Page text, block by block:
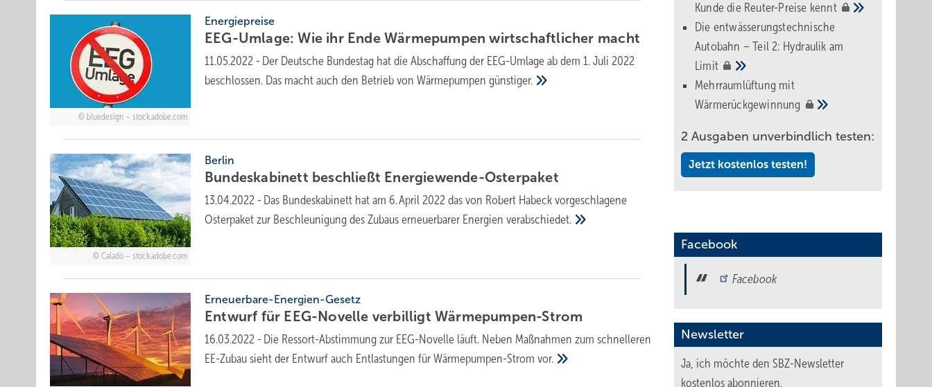
bluedesign – stock.adobe.com
Energiepreise
EEG-Umlage: Wie ihr Ende Wärmepumpen wirtschaftlicher macht
11.05.2022 - Der Deutsche Bundestag hat die Abschaffung der EEG-Umlage ab dem 1. Juli 2022
beschlossen. Das macht auch den Betrieb von Wärmepumpengünstiger.
Calado – stock.adobe.com
Berlin
Bundeskabinett beschließt Energiewende-Osterpaket
13.04.2022 - Das Bundeskabinett hat am 6. April 2022 das von Robert Habeck vorgeschlagene
Osterpaket zur Beschleunigung des Zubaus erneuerbarer Energienverabschiedet.
Erneuerbare-Energien-Gesetz
Entwurf für EEG-Novelle verbilligtWärmepumpen-Strom
16.03.2022 - Die Ressort-Abstimmung zur EEG-Novelle läuft. Neben Maßnahmen zum schnelleren
EE-Zubau sieht der Entwurf auch Entlastungen für Wärmepumpen-Stromvor.
Kunde die Reuter-Preise kennt
Die entwässerungstechnische
Autobahn – Teil 2: Hydraulik am
Limit
Mehrraumlüftung mit
Wärmerückgewinnung
2 Ausgaben unverbindlich testen:
Jetzt kostenlos testen!
Facebook
Facebook
Newsletter
Ja, ich möchte den SBZ-Newsletter
kostenlos abonnieren.